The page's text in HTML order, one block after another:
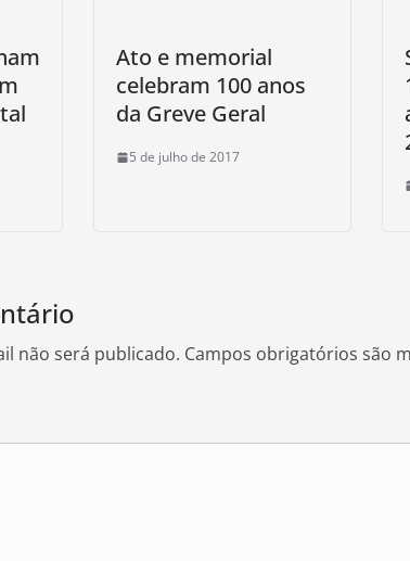
Ato e memorial
celebram 100 anos
da Greve Geral
5 de julho de 2017
não será publicado. Campos obrigatórios são